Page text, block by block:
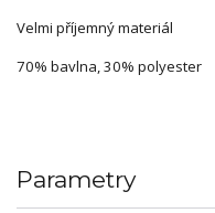
Velmi příjemný materiál
70% bavlna, 30% polyester
Parametry